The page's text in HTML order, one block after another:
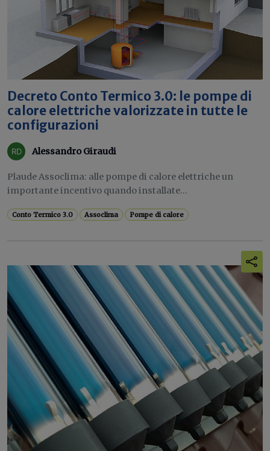
Decreto Conto Termico 3.0: le pompe di
calore elettriche valorizzate in tutte le
configurazioni
Alessandro Giraudi
Plaude Assoclima: alle pompe di calore elettriche un
importante incentivo quando installate...
Conto Termico 3.0 Assoclima Pompe di calore